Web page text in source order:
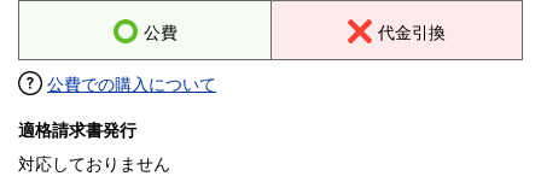
公費 代金引換
公費での購入について
適格請求書発行
対応しておりません